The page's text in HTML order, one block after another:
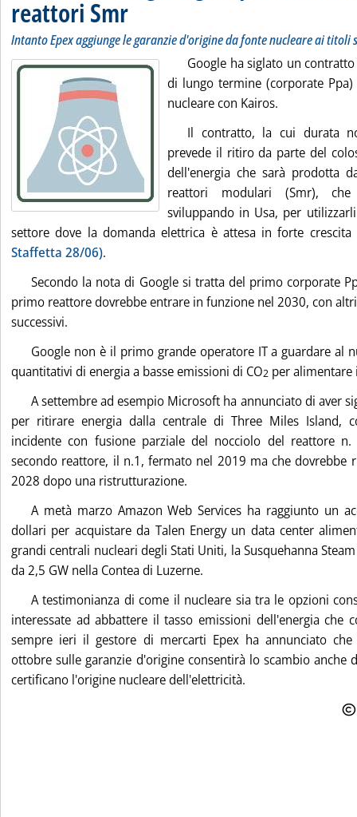
reattori Smr
Intanto Epex aggiunge le garanzie d'origine da fonte nucleare ai titoli
Google ha siglato un
di lungo termine (corporate
nucleare con Kairos.
Il contratto, la cui durata
prevede il ritiro da parte del
dell'energia che sarà prodotta
reattori modulari (Smr),
sviluppando in Usa, per
settore dove la domanda elettrica è attesa in forte
Staffetta 28/06).
Secondo la nota di Google si tratta del primo corporate
primo reattore dovrebbe entrare in funzione nel 2030, con
successivi.
Google non è il primo grande operatore IT a guardare al
quantitativi di energia a basse emissioni di CO2 per
A settembre ad esempio Microsoft ha annunciato di aver
per ritirare energia dalla centrale di Three Miles Island,
incidente con fusione parziale del nocciolo del reattore
secondo reattore, il n.1, fermato nel 2019 ma che dovrebbe
2028 dopo una ristrutturazione.
A metà marzo Amazon Web Services ha raggiunto un
dollari per acquistare da Talen Energy un data center
grandi centrali nucleari degli Stati Uniti, la Susquehanna Steam
da 2,5 GW nella Contea di Luzerne.
A testimonianza di come il nucleare sia tra le opzioni
interessate ad abbattere il tasso emissioni dell'energia che
sempre ieri il gestore di mercarti Epex ha annunciato
ottobre sulle garanzie d'origine consentirà lo scambio anche
certificano l'origine nucleare dell'elettricità.